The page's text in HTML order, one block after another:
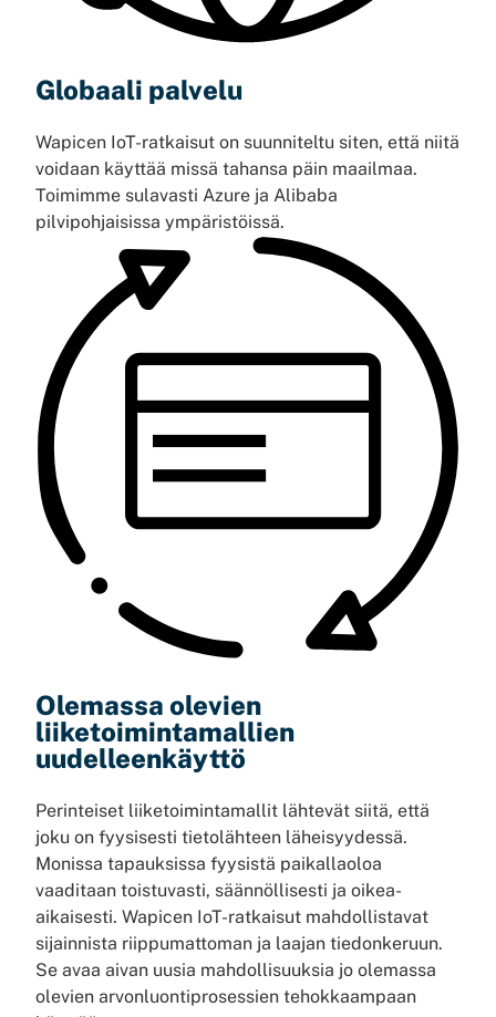
Globaali palvelu
Wapicen IoT-ratkaisut on suunniteltu siten, että niitä
voidaan käyttää missä tahansa päin maailmaa.
Toimimme sulavasti Azure ja Alibaba
pilvipohjaisissa ympäristöissä.
Olemassa olevien
liiketoimintamallien
uudelleenkäyttö
Perinteiset liiketoimintamallit lähtevät siitä, että
joku on fyysisesti tietolähteen läheisyydessä.
Monissa tapauksissa fyysistä paikallaoloa
vaaditaan toistuvasti, säännöllisesti ja oikea-
aikaisesti. Wapicen IoT-ratkaisut mahdollistavat
sijainnista riippumattoman ja laajan tiedonkeruun.
Se avaa aivan uusia mahdollisuuksia jo olemassa
olevien arvonluonti­prosessien tehokkaampaan